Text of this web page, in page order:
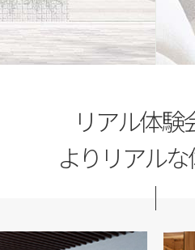
て、新しい住まいのヒント
リアル体験
よりリアル